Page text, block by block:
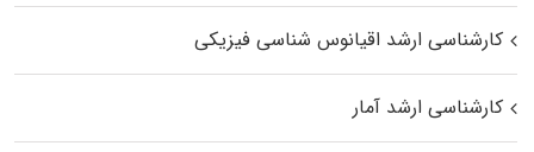
کارشناسی ارشد اقیانوس‌ شناسی فیزیکی
کارشناسی ارشد آمار